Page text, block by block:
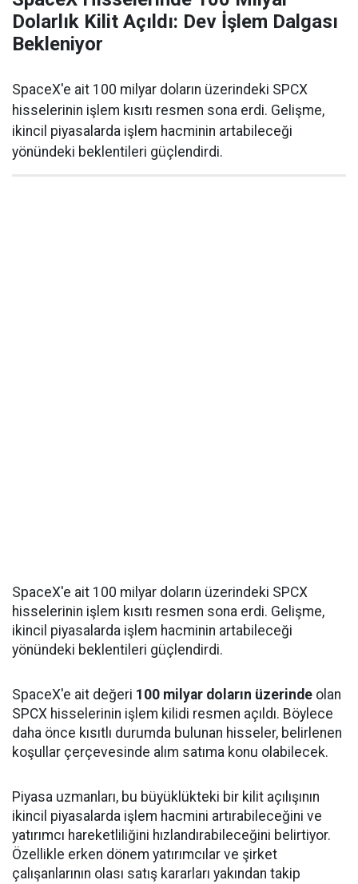
Dolarlık Kilit Açıldı: Dev İşlem Dalgası
Bekleniyor
SpaceX'e ait 100 milyar doların üzerindeki SPCX
hisselerinin işlem kısıtı resmen sona erdi. Gelişme,
ikincil piyasalarda işlem hacminin artabileceği
yönündeki beklentileri güçlendirdi.
SpaceX'e ait 100 milyar doların üzerindeki SPCX
hisselerinin işlem kısıtı resmen sona erdi. Gelişme,
ikincil piyasalarda işlem hacminin artabileceği
yönündeki beklentileri güçlendirdi.
SpaceX'e ait değeri 100 milyar doların üzerinde olan
SPCX hisselerinin işlem kilidi resmen açıldı. Böylece
daha önce kısıtlı durumda bulunan hisseler, belirlenen
koşullar çerçevesinde alım satıma konu olabilecek.
Piyasa uzmanları, bu büyüklükteki bir kilit açılışının
ikincil piyasalarda işlem hacmini artırabileceğini ve
yatırımcı hareketliliğini hızlandırabileceğini belirtiyor.
Özellikle erken dönem yatırımcılar ve şirket
çalışanlarının olası satış kararları yakından takip